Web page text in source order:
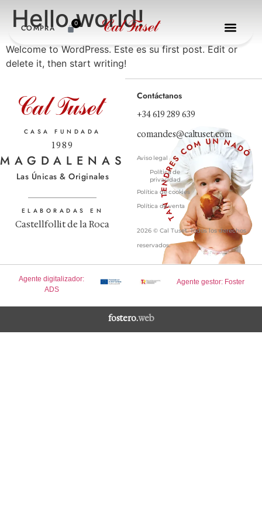
0
COMPRA
Hello world!
Welcome to WordPress. Este es su first post. Edit or
delete it, then start writing!
Contáctanos
+34 619 289 639
comandes@caltuset.com
Aviso legal
Política de
privacidad
Política de cookies
Política de venta
2026 © Cal Tuset. Todos los derechos
reservados.
CASA FUNDADA
1989
MAGDALENAS
Las Únicas & Originales
ELABORADAS EN
Castellfollit de la Roca
Agente digitalizador:
ADS
Agente gestor: Foster
fostero.web